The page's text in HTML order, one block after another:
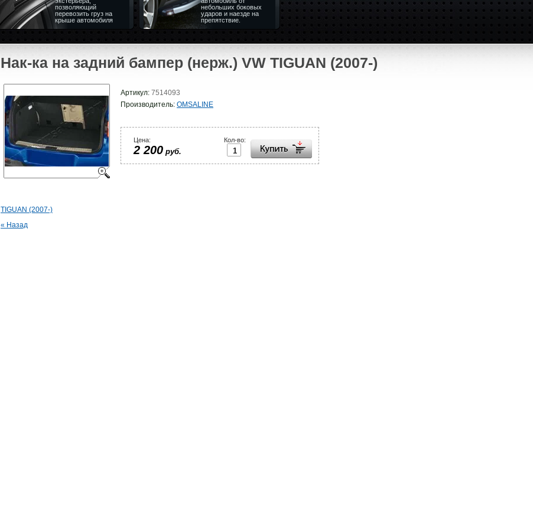
позволяющий
перевозить груз на
крыше автомобиля
небольших боковых
ударов и наезде на
препятствие.
Нак-ка на задний бампер (нерж.) VW TIGUAN (2007-)
Артикул: 7514093
Производитель: OMSALINE
Кол-во:
Цена:
2 200 руб.
TIGUAN (2007-)
« Назад